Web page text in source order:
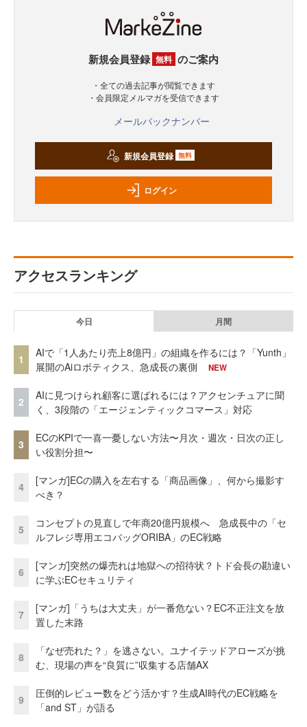
新規会員登録 無料 のご案内
・全ての過去記事が閲覧できます
・会員限定メルマガを受信できます
メールバックナンバー
新規会員登録 無料
ログイン
アクセスランキング
今日 月間
1
AIで「1人あたり売上8億円」の組織を作るには？「Yunth」
展開のAiロボティクス、急成長の裏側
NEW
2
AIに見つけられ顧客に選ばれるには？アクセンチュアに聞
く、3段階の「エージェンティックコマース」対応
3
ECのKPIで一喜一憂しない方法〜月次・週次・日次の正し
い役割分担〜
4
[マンガ]ECの購入を左右する「商品画像」、何から撮影す
べき？
5
コンセプトの見直しで年商20億円規模へ 急成長中の「セ
ルフレジ専用エコバッグORIBA」のEC戦略
6
[マンガ]突然の爆売れは地獄への招待状？トド会長の勘違い
に学ぶECセキュリティ
7
[マンガ]「うちは大丈夫」が一番危ない？EC不正注文を放
置した末路
8
「なぜ売れた？」を逃さない。ユナイテッドアローズが挑
む、現場の声を“良質に”収集する店舗AX
9
圧倒的レビュー数をどう活かす？生成AI時代のEC戦略を
「and ST」が語る